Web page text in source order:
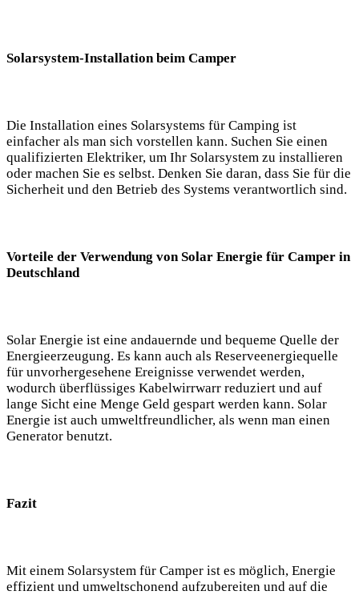
Solarsystem-Installation beim Camper
Die Installation eines Solarsystems für⁣ Camping ist
⁢einfacher als man sich ‌vorstellen kann.⁣ Suchen Sie einen‍
qualifizierten Elektriker, um ⁢Ihr Solarsystem zu installieren
oder machen‌ Sie es selbst.⁢ Denken Sie daran, dass Sie für die
⁤Sicherheit und​ den Betrieb des Systems ⁢verantwortlich‌ sind.
Vorteile der Verwendung von Solar Energie für Camper in
Deutschland
Solar⁢ Energie ist eine andauernde und bequeme Quelle der
Energieerzeugung. Es kann auch ‍als Reserveenergiequelle
für ⁢unvorhergesehene Ereignisse verwendet werden,‌
wodurch überflüssiges ​Kabelwirrwarr ​reduziert und auf
lange Sicht eine Menge ⁢Geld gespart werden kann. ⁢Solar
Energie ist auch umweltfreundlicher, als wenn man einen
Generator ⁤benutzt.
Fazit
Mit einem Solarsystem für⁢ Camper⁣ ist es möglich, Energie
effizient ‌und umweltschonend ​aufzubereiten⁢ und auf ⁤die